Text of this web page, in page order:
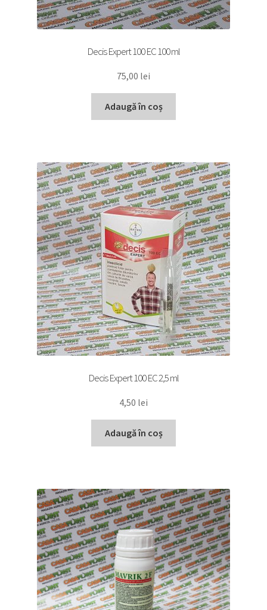
Decis Expert 100 EC 100 ml
75,00 lei
Adaugă în coș
Decis Expert 100 EC 2,5 ml
4,50 lei
Adaugă în coș